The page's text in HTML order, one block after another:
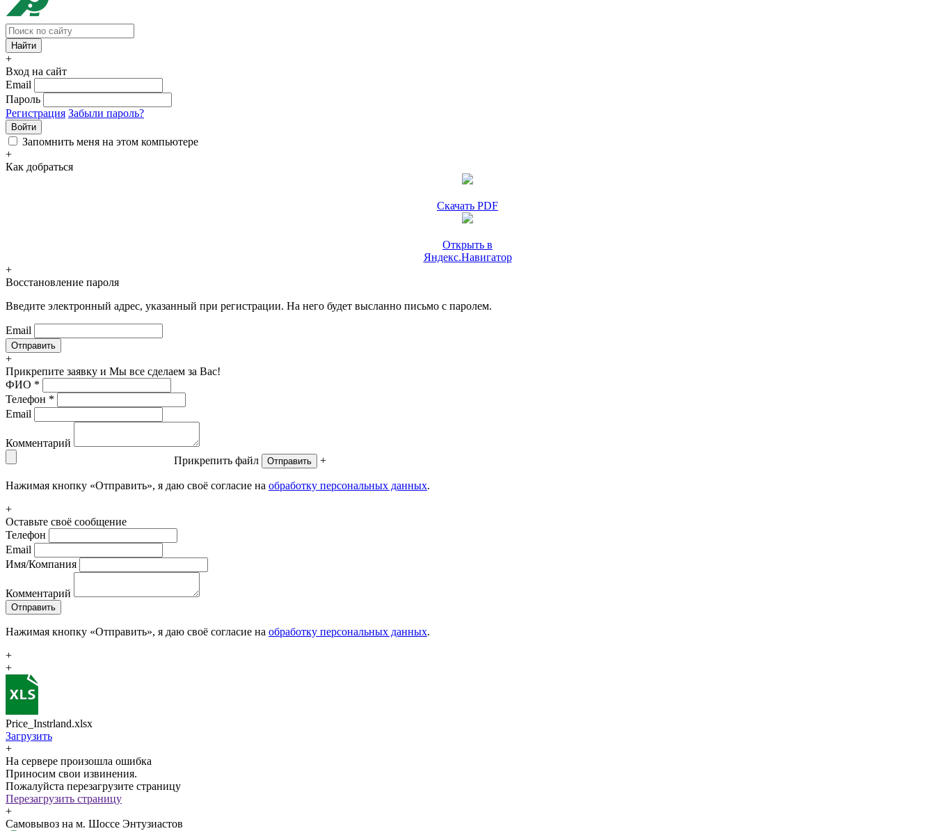
+
Вход на сайт
Email
Пароль
Регистрация Забыли пароль?
Войти
Запомнить меня на этом компьютере
+
Как добраться
Скачать PDF
Открыть в
Яндекс.Навигатор
+
Восстановление пароля
Введите электронный адрес, указанный при регистрации. На него будет высланно письмо с паролем.
Email
+
Прикрепите заявку и Мы все сделаем за Вас!
ФИО *
Телефон *
Email
Комментарий
Прикрепить файл
Отправить +
Нажимая кнопку «Отправить», я даю своё согласие на обработку персональных данных.
+
Оставьте своё сообщение
Телефон
Email
Имя/Компания
Комментарий
Отправить
Нажимая кнопку «Отправить», я даю своё согласие на обработку персональных данных.
+
+
Price_Instrland.xlsx
Загрузить
+
На сервере произошла ошибка
Приносим свои извинения.
Пожалуйста перезагрузите страницу
Перезагрузить страницу
+
Самовывоз на м. Шоссе Энтузиастов